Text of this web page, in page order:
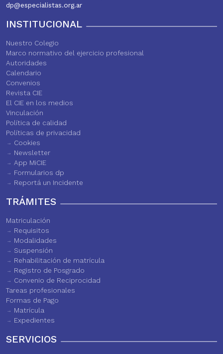
dp@especialistas.org.ar
INSTITUCIONAL
Nuestro Colegio
Marco normativo del ejercicio profesional
Autoridades
Calendario
Convenios
Revista CIE
El CIE en los medios
Vinculación
Política de calidad
Políticas de privacidad
Cookies
Newsletter
App MiCIE
Formularios dp
Reportá un Incidente
TRÁMITES
Matriculación
Requisitos
Modalidades
Suspensión
Rehabilitación de matrícula
Registro de Posgrado
Convenio de Reciprocidad
Tareas profesionales
Formas de Pago
Matrícula
Expedientes
SERVICIOS